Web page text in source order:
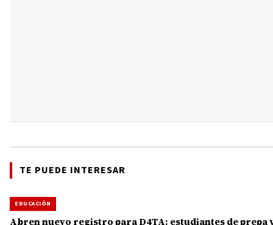
TE PUEDE INTERESAR
EDUCACIÓN
Abren nuevo registro para D4TA: estudiantes de